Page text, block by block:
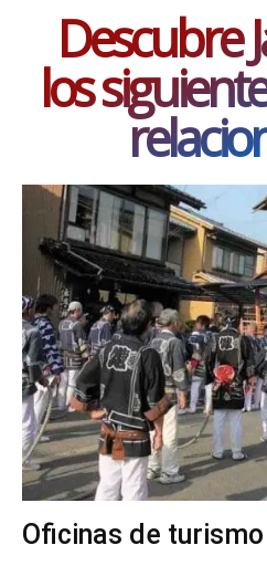
Descubre
los
Oficinas de